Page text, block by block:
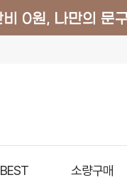
BEST 소량구매